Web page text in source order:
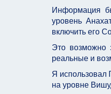
Информация
уровень
включить его
Это возможно
реальные и
Я использовал
на уровне